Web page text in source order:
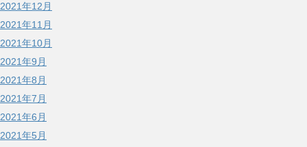
2021年12月
2021年11月
2021年10月
2021年9月
2021年8月
2021年7月
2021年6月
2021年5月